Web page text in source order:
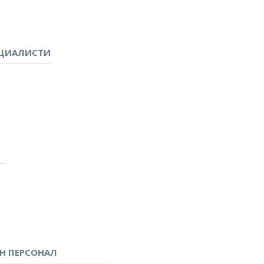
институция?
ПЕРСОНАЛ